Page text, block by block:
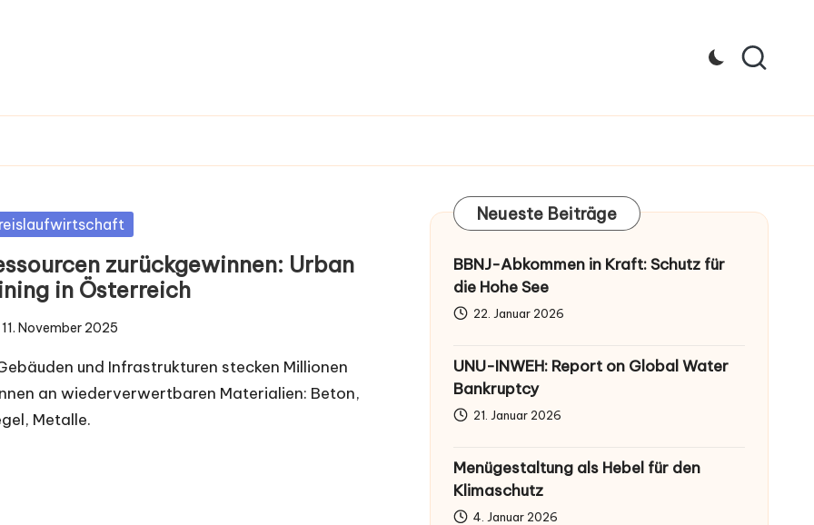
zurückgewinnen: Urban
in Österreich
11. November 2025
und Infrastrukturen stecken Millionen
an wiederverwertbaren Materialien: Beton,
Metalle.
Neueste Beiträge
BBNJ-Abkommen in Kraft: Schutz für
die Hohe See
22. Januar 2026
UNU-INWEH: Report on Global Water
Bankruptcy
21. Januar 2026
Menügestaltung als Hebel für den
Klimaschutz
4. Januar 2026